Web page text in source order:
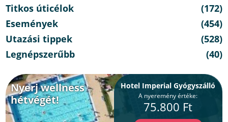
Titkos úticélok
(172)
Események
(454)
Utazási tippek
(528)
Legnépszerűbb
(40)
Nyerj wellness
hétvégét!
Hotel Imperial Gyógyszálló
A nyeremény értéke:
75.800 Ft